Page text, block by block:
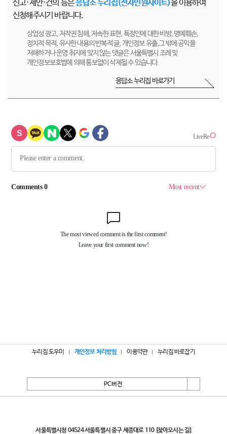
신고·제안·건의 등은응답소 누리집(전자민원사이트)을 이용하여
신청해주시기 바랍니다.
상업성 광고, 저작권 침해, 저속한 표현, 특정인에 대한 비방, 명예훼손,
정치적 목적, 유사한 내용의 반복적 글, 개인정보 유출,그 밖에 공익을
저해하거나 운영 취지에 맞지 않는 댓글은 서울특별시 조례 및
개인정보보호법에 의해 통보없이 삭제될 수 있습니다.
응답소 누리집 바로가기
누리집 도우미 개인정보 처리방침 이용약관 누리집 바로잡기
PC버전
서울특별시청 04524 서울특별시 중구 세종대로 110 [찾아오시는 길]